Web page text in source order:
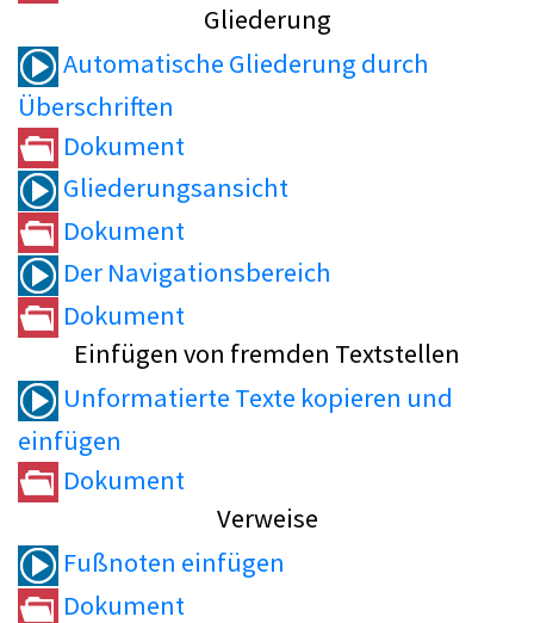
Gliederung
Automatische Gliederung durch
Überschriften
Dokument
Gliederungsansicht
Dokument
Der Navigationsbereich
Dokument
Einfügen von fremden Textstellen
Unformatierte Texte kopieren und
einfügen
Dokument
Verweise
Fußnoten einfügen
Dokument